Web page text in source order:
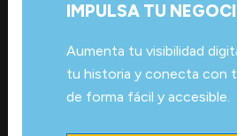
IMPULSA TU
Aumenta tu visibilidad
tu historia y conecta con
de forma fácil y accesible.